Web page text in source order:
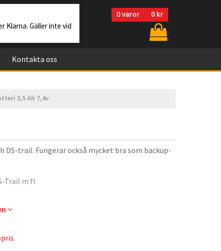
0varor
0 kr
Klarna. Gäller inte vid
Kontakta oss
3,5 Ah 7,4v
trail. Fungerar också mycket bra som backup-
Trail m fl